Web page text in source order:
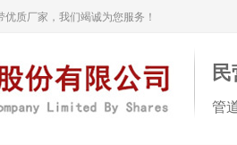
质厂家，我们竭诚为您服务！
管